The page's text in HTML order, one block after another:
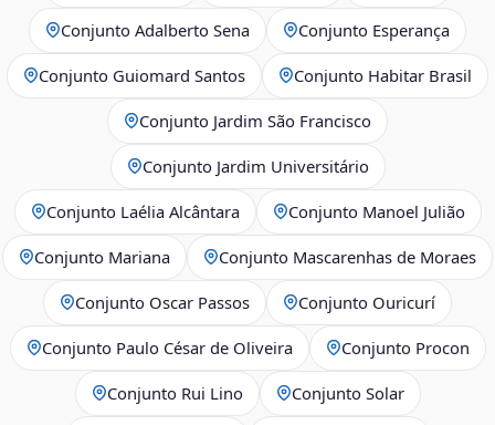
Conjunto Adalberto Sena Conjunto Esperança
Conjunto Guiomard Santos Conjunto Habitar Brasil
Conjunto Jardim São Francisco
Conjunto Jardim Universitário
Conjunto Laélia Alcântara Conjunto Manoel Julião
Conjunto Mariana Conjunto Mascarenhas de Moraes
Conjunto Oscar Passos Conjunto Ouricurí
Conjunto Paulo César de Oliveira Conjunto Procon
Conjunto Rui Lino Conjunto Solar